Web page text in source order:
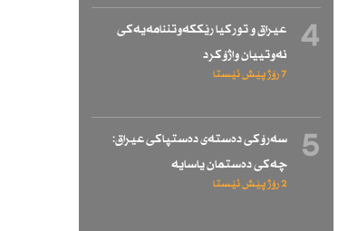
4
عیراق و توركیا رێككەوتننامەیەكی
نەوتییان واژۆكرد
7 رۆژ پێش ئێستا
5
سەرۆكی دەستەی دەستپاكی عیراق:
چەكی دەستمان یاسایە
2 رۆژ پێش ئێستا